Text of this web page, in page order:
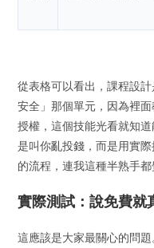
從表格可以看出，課程設
安全」那個單元，因為裡
授權，這個技能光看就知
是叫你亂投錢，而是用實
的流程，連我這種半熟手都
實際測試：說免費就
這應該是大家最關心的問